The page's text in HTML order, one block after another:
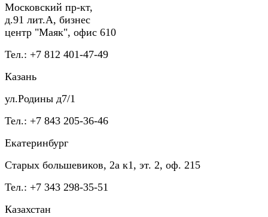
Московский пр-кт,
д.91 лит.А, бизнес
центр "Маяк", офис 610
Тел.: +7 812 401-47-49
Казань
ул.Родины д7/1
Тел.: +7 843 205-36-46
Екатеринбург
Старых большевиков, 2а к1, эт. 2, оф. 215
Тел.: +7 343 298-35-51
Казахстан